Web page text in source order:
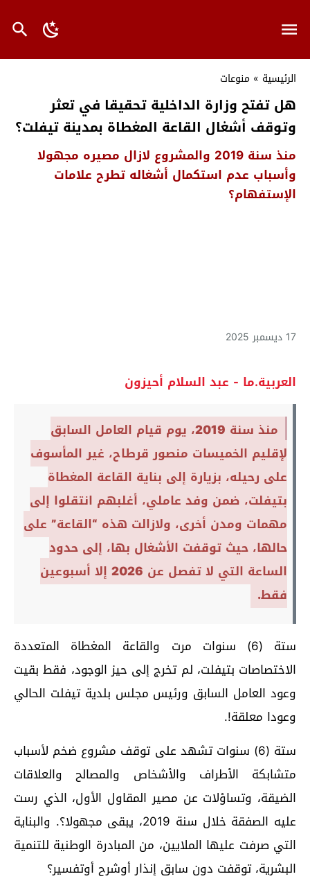
الرئيسية » منوعات
هل تفتح وزارة الداخلية تحقيقا في تعثر
وتوقف أشغال القاعة المغطاة بمدينة تيفلت؟
منذ سنة 2019 والمشروع لازال مصيره مجهولا
وأسباب عدم استكمال أشغاله تطرح علامات
الإستفهام؟
17 ديسمبر 2025
العربية.ما - عبد السلام أحيزون
منذ سنة 2019، يوم قيام العامل السابق
لإقليم الخميسات منصور قرطاح، غير المأسوف
على رحيله، بزيارة إلى بناية القاعة المغطاة
بتيفلت، ضمن وفد عاملي، أغلبهم انتقلوا إلى
مهمات ومدن أخرى، ولازالت هذه “القاعة” على
حالها، حيث توقفت الأشغال بها، إلى حدود
الساعة التي لا تفصل عن 2026 إلا أسبوعين
فقط.
ستة (6) سنوات مرت والقاعة المغطاة المتعددة
الاختصاصات بتيفلت، لم تخرج إلى حيز الوجود، فقط بقيت
وعود العامل السابق ورئيس مجلس بلدية تيفلت الحالي
وعودا معلقة!.
ستة (6) سنوات تشهد على توقف مشروع ضخم لأسباب
متشابكة الأطراف والأشخاص والمصالح والعلاقات
الضيقة، وتساؤلات عن مصير المقاول الأول، الذي رست
عليه الصفقة خلال سنة 2019، يبقى مجهولا؟. والبناية
التي صرفت عليها الملايين، من المبادرة الوطنية للتنمية
البشرية، توقفت دون سابق إنذار أوشرح أوتفسير؟